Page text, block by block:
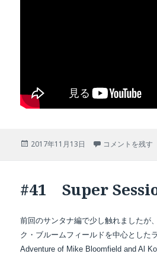
投
2017年11月13日 #42 The Live
コメントを残す
#41 Super
前回のサンタナ編で少し触れましたが
ク・ブルームフィールドを中心とした
Adventure of Mike Bloomfield and Al